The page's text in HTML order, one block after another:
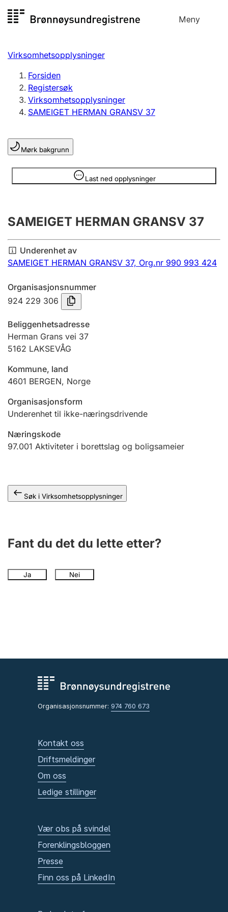
til
Meny
Registersøk
Aksjeselskap
Enkeltpersonforetak
Registrere, endre, slette
Lag og forening
Registrere, endre, slette
Årsregnskap
Innsending og forsinkelsesgebyr
Tinglysing
Jeger
Betaling og jegeravgiftskort
Ektepaktveileder
Virksomhetsopplysninger
Forsiden
Registersøk
Virksomhetsopplysninger
SAMEIGET HERMAN GRANSV 37
Mørk bakgrunn
Last ned opplysninger
Opplysninger er skjult
SAMEIGET HERMAN GRANSV 37
Underenhet av
SAMEIGET HERMAN GRANSV 37, Org.nr 990 993 424
Organisasjonsnummer
924 229 306
Beliggenhetsadresse
Herman Grans vei 37
5162 LAKSEVÅG
Kommune, land
4601 BERGEN, Norge
Organisasjonsform
Underenhet til ikke-næringsdrivende
Næringskode
97.001 Aktiviteter i borettslag og boligsameier
Søk i Virksomhetsopplysninger
Fant du det du lette etter?
Ja Nei
Organisasjonsnummer: 974 760 673
Kontakt oss
Driftsmeldinger
Om oss
Ledige stillinger
Vær obs på svindel
Forenklingsbloggen
Presse
Finn oss på LinkedIn